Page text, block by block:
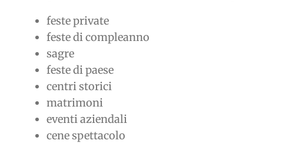
feste private
feste di compleanno
sagre
feste di paese
centri storici
matrimoni
eventi aziendali
cene spettacolo